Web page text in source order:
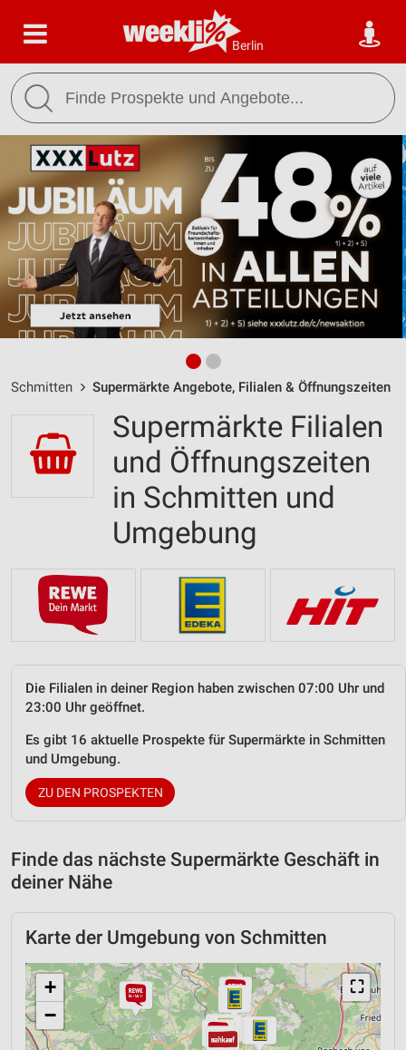
Berlin
Schmitten Supermärkte Angebote, Filialen & Öffnungszeiten
Supermärkte Filialen
und Öffnungszeiten
in Schmitten und
Umgebung
Die Filialen in deiner Region haben zwischen 07:00 Uhr und
23:00 Uhr geöffnet.
Es gibt 16 aktuelle Prospekte für Supermärkte in Schmitten
und Umgebung.
ZU DEN PROSPEKTEN
Finde das nächste Supermärkte Geschäft in
deiner Nähe
Karte der Umgebung von Schmitten
⛶
+
−